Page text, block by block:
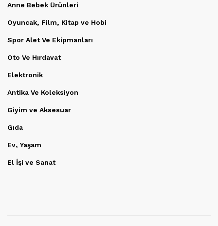
Anne Bebek Ürünleri
Oyuncak, Film, Kitap ve Hobi
Spor Alet Ve Ekipmanları
Oto Ve Hırdavat
Elektronik
Antika Ve Koleksiyon
Giyim ve Aksesuar
Gıda
Ev, Yaşam
El İşi ve Sanat